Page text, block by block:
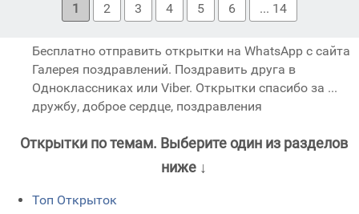
1 2 3 4 5 6 ... 14
Бесплатно отправить открытки на WhatsApp с сайта
Галерея поздравлений. Поздравить друга в
Одноклассниках или Viber. Открытки спасибо за ...
дружбу, доброе сердце, поздравления
Открытки по темам. Выберите один из разделов
ниже ↓
Топ Открыток